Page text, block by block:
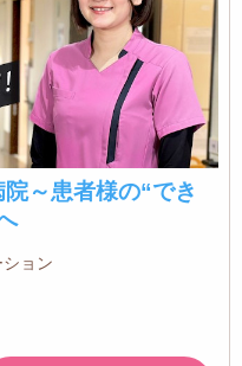
～患者様の“でき
ョン